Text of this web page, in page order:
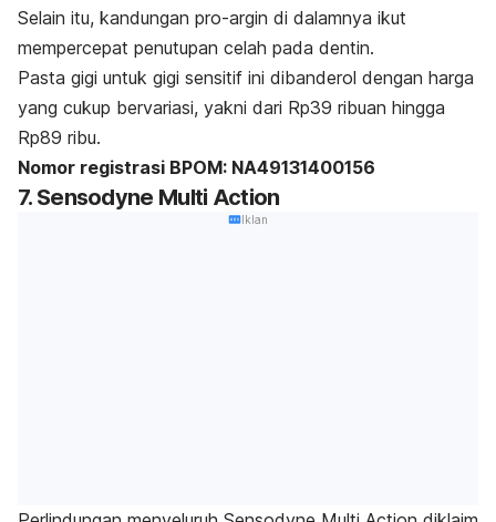
Selain itu, kandungan pro-argin di dalamnya ikut
mempercepat penutupan celah pada dentin.
Pasta gigi untuk gigi sensitif ini dibanderol dengan harga
yang cukup bervariasi, yakni dari Rp39 ribuan hingga
Rp89 ribu.
Nomor registrasi BPOM: NA49131400156
7. Sensodyne Multi Action
Iklan